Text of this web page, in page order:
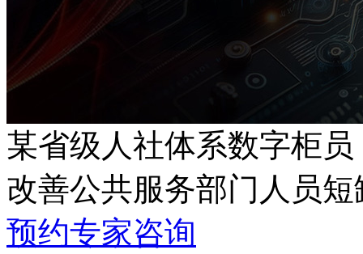
某省级人社体系数字柜员
改善公共服务部门人员短
预约专家咨询